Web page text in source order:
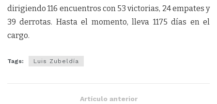
dirigiendo 116 encuentros con 53 victorias, 24 empates y
39 derrotas. Hasta el momento, lleva 1175 días en el
cargo.
Tags: Luis Zubeldía
Artículo anterior